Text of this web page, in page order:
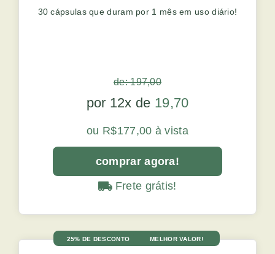
30 cápsulas que duram por 1 mês em uso diário!
de: 197,00
por 12x de 19,70
ou R$177,00 à vista
comprar agora!
Frete grátis!
25% DE DESCONTO MELHOR VALOR!